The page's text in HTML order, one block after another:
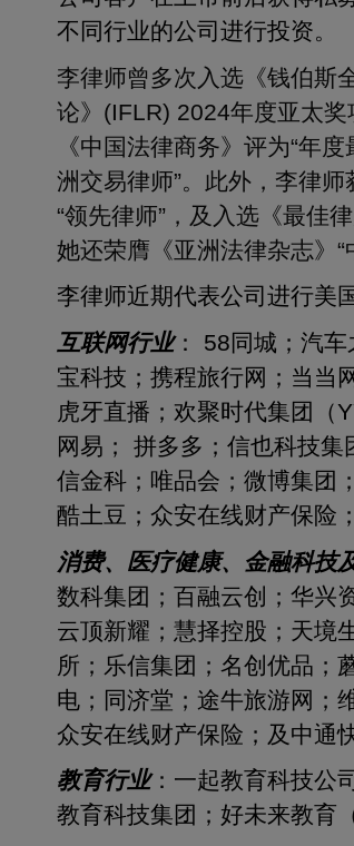
不同行业的公司进行投资。
李律师曾多次入选《钱伯斯
论》(IFLR) 2024年度亚太奖
《中国法律商务》评为“年
洲交易律师”。此外，李律
“领先律师”，及入选《最佳
她还荣膺《亚洲法律杂志》“
李律师近期代表公司进行美
互联网行业： 58同城；汽
宝科技；携程旅行网；当当
虎牙直播；欢聚时代集团（
网易； 拼多多；信也科技
信金科；唯品会；微博集团
酷土豆；众安在线财产保险
消费、医疗健康、金融科技
数科集团；百融云创；华兴
云顶新耀；慧择控股；天境
所；乐信集团；名创优品；
电；同济堂；途牛旅游网；
众安在线财产保险；及中通
教育行业：一起教育科技公
教育科技集团；好未来教育